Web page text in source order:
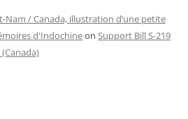
Nam / Canada, illustration d’une petite
d'Indochineon Support Bill S-219